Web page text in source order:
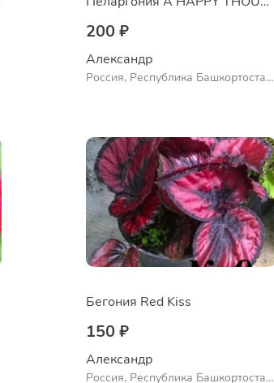
200 ₽
Александр
Россия, Республика Башкортостан,
Бегония Red Kiss
150 ₽
Александр
Россия, Республика Башкортостан,